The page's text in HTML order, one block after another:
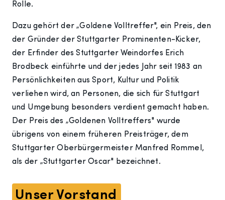
Rolle.
Dazu gehört der „Goldene Volltreffer", ein Preis, den
der Gründer der Stuttgarter Prominenten-Kicker,
der Erfinder des Stuttgarter Weindorfes Erich
Brodbeck einführte und der jedes Jahr seit 1983 an
Persönlichkeiten aus Sport, Kultur und Politik
verliehen wird, an Personen, die sich für Stuttgart
und Umgebung besonders verdient gemacht haben.
Der Preis des „Goldenen Volltreffers" wurde
übrigens von einem früheren Preisträger, dem
Stuttgarter Oberbürgermeister Manfred Rommel,
als der „Stuttgarter Oscar" bezeichnet.
Unser Vorstand